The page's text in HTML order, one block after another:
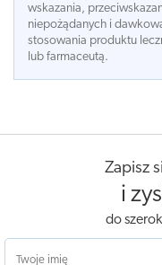
wskazania,
niepożądanych i
stosowania produktu
lub farmaceutą.
Zapisz
i
do